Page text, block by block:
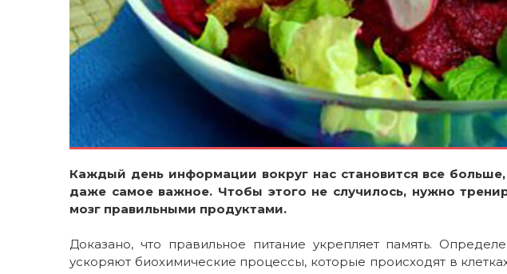
Каждый день информации вокруг нас становится все
даже самое важное. Чтобы этого не случилось, нужно
мозг правильными продуктами.
Доказано, что правильное питание укрепляет память.
ускоряют биохимические процессы, которые происходят в